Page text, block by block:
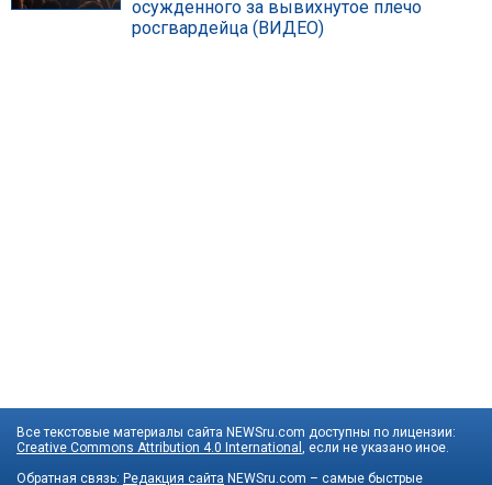
осужденного за вывихнутое плечо
росгвардейца (ВИДЕО)
Все текстовые материалы сайта NEWSru.com доступны по лицензии:
Creative Commons Attribution 4.0 International , если не указано иное.
Обратная связь: Редакция сайта NEWSru.com – самые быстрые